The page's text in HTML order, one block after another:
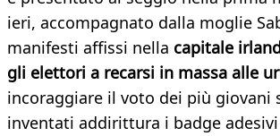
ieri, accompagnato dalla moglie
manifesti affissi nella capitale
gli elettori a recarsi in massa alle
incoraggiare il voto dei più giovani
inventati addirittura i badge